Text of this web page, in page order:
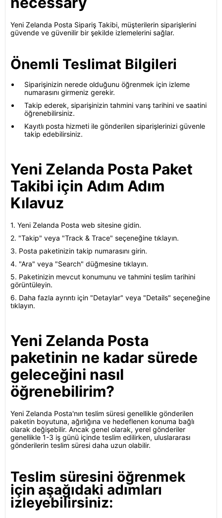
Yeni Zelanda Posta Sipariş Takibi, müşterilerin siparişlerini
güvende ve güvenilir bir şekilde izlemelerini sağlar.
Önemli Teslimat Bilgileri
Siparişinizin nerede olduğunu öğrenmek için izleme
numarasını girmeniz gerekir.
Takip ederek, siparişinizin tahmini varış tarihini ve saatini
öğrenebilirsiniz.
Kayıtlı posta hizmeti ile gönderilen siparişlerinizi güvenle
takip edebilirsiniz.
Yeni Zelanda Posta Paket
Takibi için Adım Adım
Kılavuz
1. Yeni Zelanda Posta web sitesine gidin.
2. "Takip" veya "Track & Trace" seçeneğine tıklayın.
3. Posta paketinizin takip numarasını girin.
4. "Ara" veya "Search" düğmesine tıklayın.
5. Paketinizin mevcut konumunu ve tahmini teslim tarihini
görüntüleyin.
6. Daha fazla ayrıntı için "Detaylar" veya "Details" seçeneğine
tıklayın.
Yeni Zelanda Posta
paketinin ne kadar sürede
geleceğini nasıl
öğrenebilirim?
Yeni Zelanda Posta'nın teslim süresi genellikle gönderilen
paketin boyutuna, ağırlığına ve hedeflenen konuma bağlı
olarak değişebilir. Ancak genel olarak, yerel gönderiler
genellikle 1-3 iş günü içinde teslim edilirken, uluslararası
gönderilerin teslim süresi daha uzun olabilir.
Teslim süresini öğrenmek
için aşağıdaki adımları
izleyebilirsiniz: